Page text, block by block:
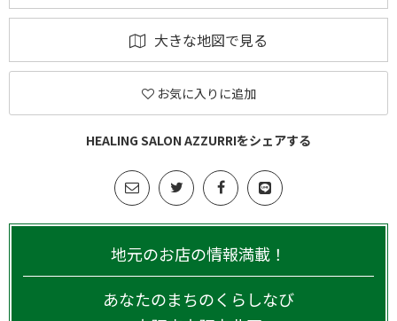
大きな地図で見る
お気に入りに追加
HEALING SALON AZZURRIをシェアする
地元のお店の情報満載！
あなたのまちのくらしなび